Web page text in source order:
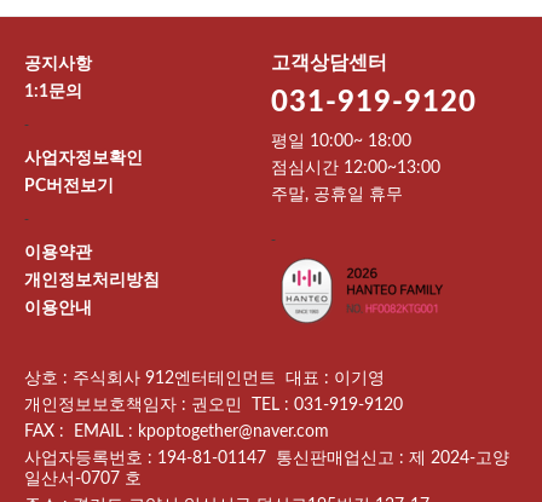
공지사항
1:1문의
-
사업자정보확인
PC버전보기
-
이용약관
개인정보처리방침
이용안내
고객상담센터
031-919-9120
평일 10:00~ 18:00
점심시간 12:00~13:00
주말, 공휴일 휴무
-
상호 : 주식회사 912엔터테인먼트 대표 : 이기영
개인정보보호책임자 : 권오민 TEL : 031-919-9120
FAX : EMAIL : kpoptogether@naver.com
사업자등록번호 : 194-81-01147 통신판매업신고 : 제 2024-고양
일산서-0707 호